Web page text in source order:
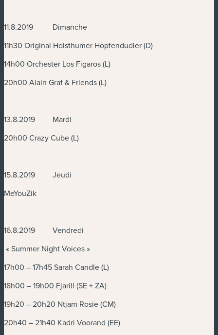
11.8.2019 Dimanche
11h30 Original Holsthumer Hopfendudler (D)
14h00 Orchester Los Figaros (L)
20h00 Alain Graf & Friends (L)
13.8.2019 Mardi
20h00 Crazy Cube (L)
15.8.2019 Jeudi
MeYouZik
16.8.2019 Vendredi
« Summer Night Voices »
17h00 – 17h45 Sarah Candle (L)
18h00 – 19h00 Fjarill (SE + ZA)
19h20 – 20h20 Ntjam Rosie (CM)
20h40 – 21h40 Kadri Voorand (EE)